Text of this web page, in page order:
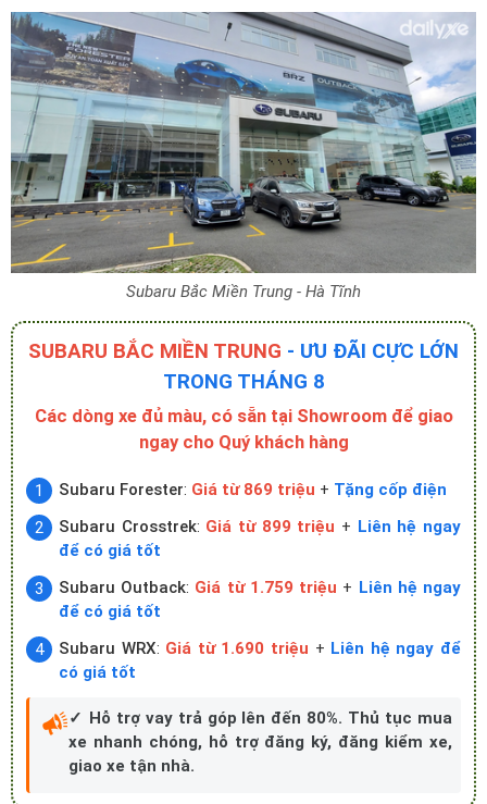
Subaru Bắc Miền Trung - Hà Tĩnh
SUBARU BẮC MIỀN TRUNG - ƯU ĐÃI CỰC LỚN
TRONG THÁNG 8
Các dòng xe đủ màu, có sẵn tại Showroom để giao
ngay cho Quý khách hàng
Subaru Forester: Giá từ 869 triệu + Tặng cốp điện
Subaru Crosstrek: Giá từ 899 triệu + Liên hệ ngay
để có giá tốt
Subaru Outback: Giá từ 1.759 triệu + Liên hệ ngay
để có giá tốt
Subaru WRX: Giá từ 1.690 triệu + Liên hệ ngay để
có giá tốt
✓ Hỗ trợ vay trả góp lên đến 80%. Thủ tục mua
xe nhanh chóng, hỗ trợ đăng ký, đăng kiểm xe,
giao xe tận nhà.